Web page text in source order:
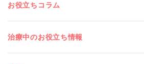
お役立ちコラム
治療中のお役立ち情報